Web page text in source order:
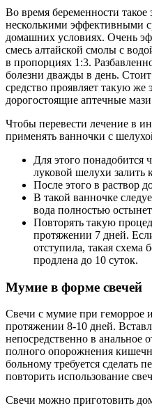
Во время беременности
несколькими эффективными
домашних условиях. Очень
смесь алтайской смолы с
в пропорциях 1:3.
болезни дважды в день. Стоит
средство проявляет такую же
дорогостоящие аптечные
Чтобы перевести лечение в
применять ванночки с
Для этого понадобится
луковой шелухи залить
После этого в раствор
В такой ванночке
вода полностью
Повторять такую
протяжении 7 дней.
отступила, такая
продлена до 10 суток.
Мумие в форме свечей
Свечи с мумие при геморрое
протяжении 8-10 дней.
непосредственно в анальное
полного опорожнения
больному требуется сделать
повторить использование
Свечи можно приготовить